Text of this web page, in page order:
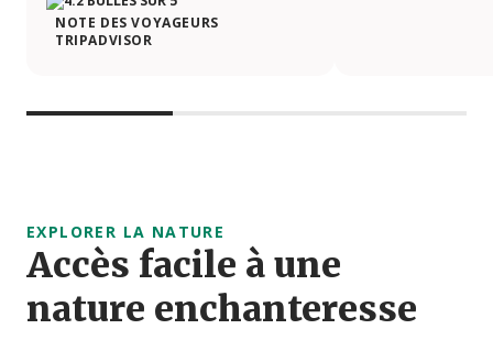
NOTE DES VOYAGEURS
TRIPADVISOR
EXPLORER LA NATURE
Accès facile à une
nature enchanteresse